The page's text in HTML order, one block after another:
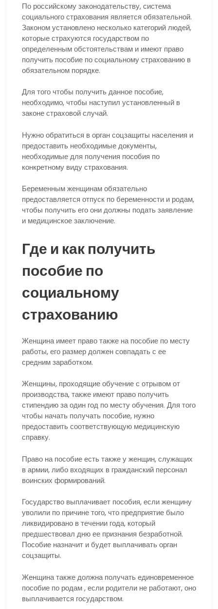
По российскому законодательству, система
социального страхования является обязательной.
Законом установлено несколько категорий людей,
которые страхуются государством по
определенным обстоятельствам и имеют право
получить пособие по социальному страхованию в
обязательном порядке.
Для того чтобы получить данное пособие,
необходимо, чтобы наступил установленный в
законе страховой случай.
Нужно обратиться в орган соцзащиты населения и
предоставить необходимые документы,
необходимые для получения пособия по
конкретному виду страхования.
Беременным женщинам обязательно
предоставляется отпуск по беременности и родам,
чтобы получить его они должны подать заявление
и медицинское заключение.
Где и как получить
пособие по
социальному
страхованию
Женщина имеет право также на пособие по месту
работы, его размер должен совпадать с ее
средним заработком.
Женщины, проходящие обучение с отрывом от
производства, также имеют право получить
стипендию за один год по месту обучения. Для того
чтобы начать получать пособие, нужно
предоставить соответствующую медицинскую
справку.
Право на пособие есть также у женщин, служащих
в армии, либо входящих в гражданский персонал
воинских формирований.
Государство выплачивает пособия, если женщину
уволили по причине того, что предприятие было
ликвидировано в течении года, который
предшествовал дню ее признания безработной.
Пособие назначит и будет выплачивать орган
соцзащиты.
Женщина также должна получать единовременное
пособие по родам , если родители не работают, оно
выплачивается государством.